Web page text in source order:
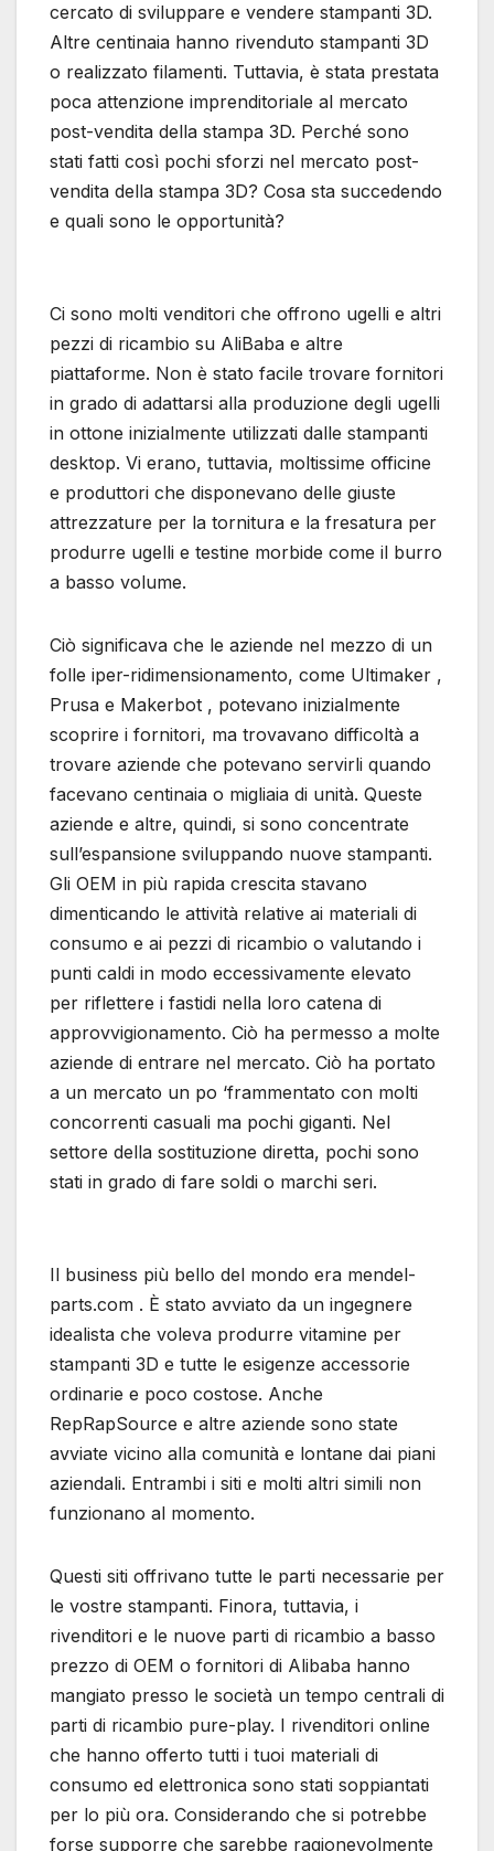
cercato di sviluppare e vendere stampanti 3D.
Altre centinaia hanno rivenduto stampanti 3D
o realizzato filamenti. Tuttavia, è stata prestata
poca attenzione imprenditoriale al mercato
post-vendita della stampa 3D. Perché sono
stati fatti così pochi sforzi nel mercato post-
vendita della stampa 3D? Cosa sta succedendo
e quali sono le opportunità?
Ci sono molti venditori che offrono ugelli e altri
pezzi di ricambio su AliBaba e altre
piattaforme. Non è stato facile trovare fornitori
in grado di adattarsi alla produzione degli ugelli
in ottone inizialmente utilizzati dalle stampanti
desktop. Vi erano, tuttavia, moltissime officine
e produttori che disponevano delle giuste
attrezzature per la tornitura e la fresatura per
produrre ugelli e testine morbide come il burro
a basso volume.
Ciò significava che le aziende nel mezzo di un
folle iper-ridimensionamento, come Ultimaker ,
Prusa e Makerbot , potevano inizialmente
scoprire i fornitori, ma trovavano difficoltà a
trovare aziende che potevano servirli quando
facevano centinaia o migliaia di unità. Queste
aziende e altre, quindi, si sono concentrate
sull’espansione sviluppando nuove stampanti.
Gli OEM in più rapida crescita stavano
dimenticando le attività relative ai materiali di
consumo e ai pezzi di ricambio o valutando i
punti caldi in modo eccessivamente elevato
per riflettere i fastidi nella loro catena di
approvvigionamento. Ciò ha permesso a molte
aziende di entrare nel mercato. Ciò ha portato
a un mercato un po ‘frammentato con molti
concorrenti casuali ma pochi giganti. Nel
settore della sostituzione diretta, pochi sono
stati in grado di fare soldi o marchi seri.
Il business più bello del mondo era mendel-
parts.com . È stato avviato da un ingegnere
idealista che voleva produrre vitamine per
stampanti 3D e tutte le esigenze accessorie
ordinarie e poco costose. Anche
RepRapSource e altre aziende sono state
avviate vicino alla comunità e lontane dai piani
aziendali. Entrambi i siti e molti altri simili non
funzionano al momento.
Questi siti offrivano tutte le parti necessarie per
le vostre stampanti. Finora, tuttavia, i
rivenditori e le nuove parti di ricambio a basso
prezzo di OEM o fornitori di Alibaba hanno
mangiato presso le società un tempo centrali di
parti di ricambio pure-play. I rivenditori online
che hanno offerto tutti i tuoi materiali di
consumo ed elettronica sono stati soppiantati
per lo più ora. Considerando che si potrebbe
forse supporre che sarebbe ragionevolmente